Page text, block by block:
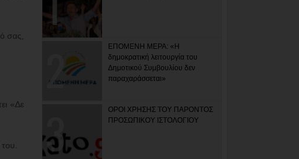
σας,
«Δε
ΕΠΟΜΕΝΗ ΜΕΡΑ: «Η
δημοκρατική λειτουργία του
Δημοτικού Συμβουλίου δεν
παραχαράσσεται»
ΟΡΟΙ ΧΡΗΣΗΣ ΤΟΥ ΠΑΡΟΝΤΟΣ
ΠΡΟΣΩΠΙΚΟΥ ΙΣΤΟΛΟΓΙΟΥ